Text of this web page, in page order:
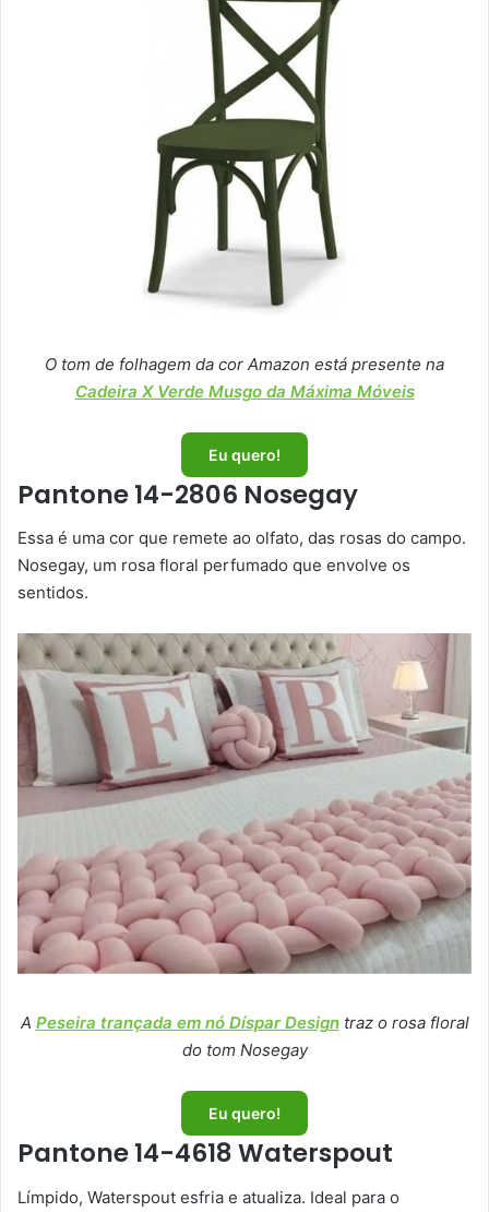
O tom de folhagem da cor Amazon está presente na
Cadeira X Verde Musgo da Máxima Móveis
Eu quero!
Pantone 14-2806 Nosegay
Essa é uma cor que remete ao olfato, das rosas do campo.
Nosegay, um rosa floral perfumado que envolve os
sentidos.
A Peseira trançada em nó Díspar Designtraz o rosa floral
do tom Nosegay
Eu quero!
Pantone 14-4618 Waterspout
Límpido, Waterspout esfria e atualiza. Ideal para o